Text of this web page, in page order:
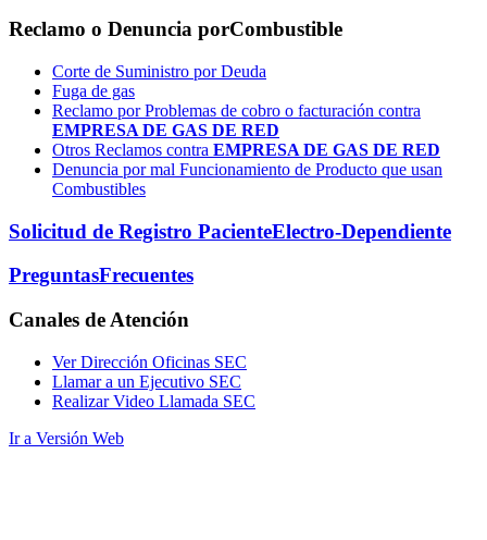
Reclamo o Denuncia porCombustible
Corte de Suministro por Deuda
Fuga de gas
Reclamo por Problemas de cobro o facturación contra
EMPRESA DE GAS DE RED
Otros Reclamos contra EMPRESA DE GAS DE RED
Denuncia por mal Funcionamiento de Producto que usan
Combustibles
Solicitud de Registro PacienteElectro-Dependiente
PreguntasFrecuentes
Canales de Atención
Ver Dirección Oficinas SEC
Llamar a un Ejecutivo SEC
Realizar Video Llamada SEC
Ir a Versión Web